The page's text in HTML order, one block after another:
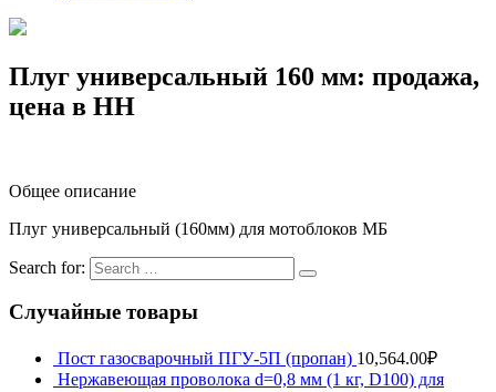
Плуг универсальный 160 мм: продажа,
цена в НН
Общее описание
Плуг универсальный (160мм) для мотоблоков МБ
Search for:
Случайные товары
Пост газосварочный ПГУ-5П (пропан) 10,564.00₽
Нержавеющая проволока d=0,8 мм (1 кг, D100) для